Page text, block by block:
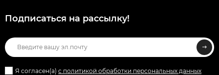
Подписаться на рассылкy!
Я согласен(a) с политикой обработки персональных данных